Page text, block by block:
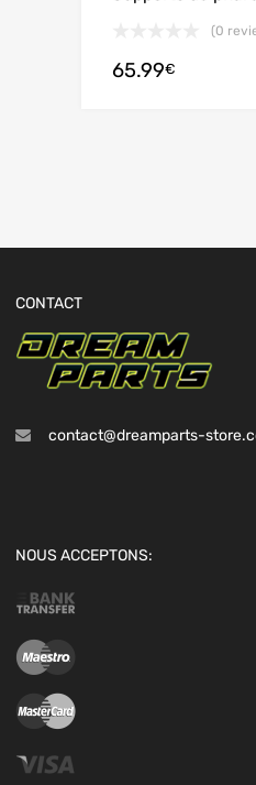
(0
65.99€
CONTACT
contact@dreamparts-
NOUS ACCEPTONS: